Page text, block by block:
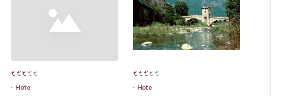
€ € € € €
€ € €
Hote
€ € € € €
€ € €
Hote